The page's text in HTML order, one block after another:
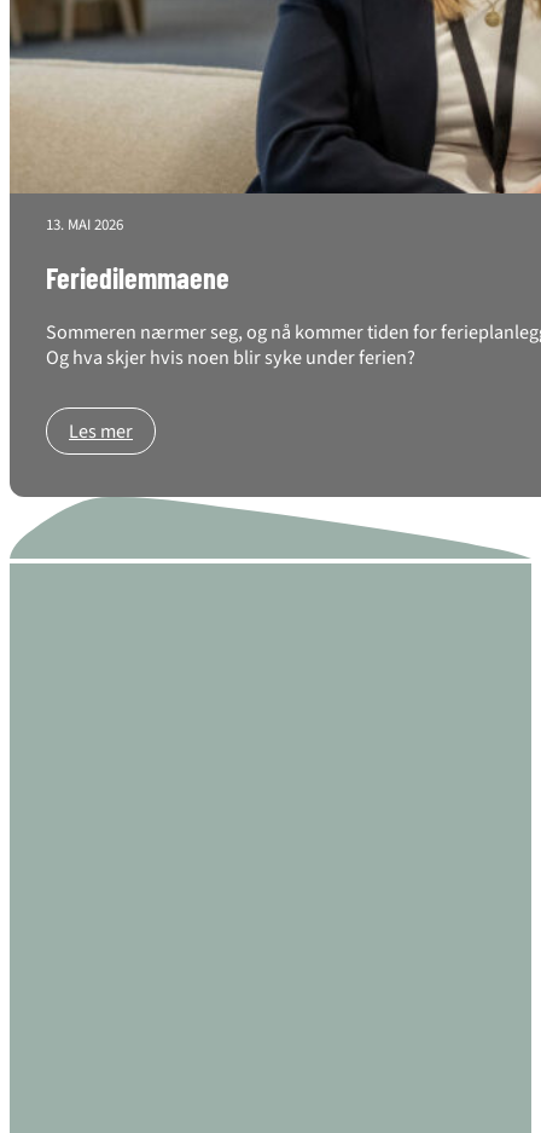
13. MAI 2026
Feriedilemmaene
Sommeren nærmer seg, og nå kommer tiden for
Og hva skjer hvis noen blir syke under ferien?
Les mer